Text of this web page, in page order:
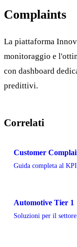
Complaints
La piattaforma
monitoraggio e
con dashboard
predittivi.
Correlati
Customer
Guida completa al KPI.
Automotive Tier 1
Soluzioni per il settore.